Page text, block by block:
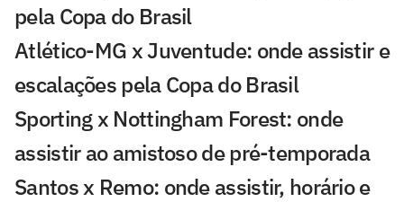
pela Copa do Brasil
Atlético-MG x Juventude: onde assistir e
escalações pela Copa do Brasil
Sporting x Nottingham Forest: onde
assistir ao amistoso de pré-temporada
Santos x Remo: onde assistir, horário e